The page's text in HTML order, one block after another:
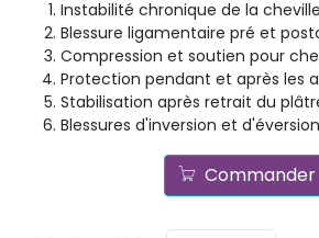
Instabilité chronique de la cheville
Blessure ligamentaire pré et
Compression et soutien pour
Protection pendant et après les
Stabilisation après retrait du
Blessures d'inversion et d'éversion
Commander